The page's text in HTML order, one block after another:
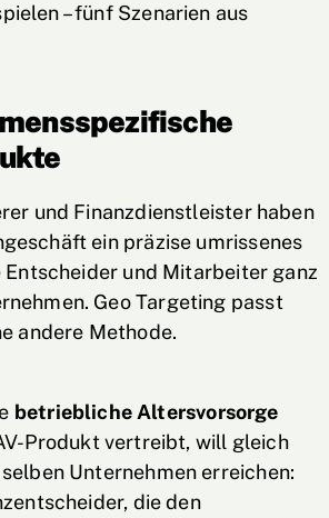
– fünf Szenarien aus
und Finanzdienstleister haben
ein präzise umrissenes
und Mitarbeiter ganz
Geo Targeting passt
andere Methode.
betriebliche Altersvorsorge
Produkt vertreibt, will gleich
Unternehmen erreichen:
die den